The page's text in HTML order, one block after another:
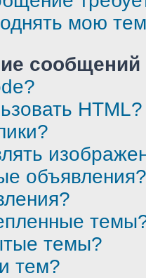
мою
HTML?
объявления?
темы?
тем?